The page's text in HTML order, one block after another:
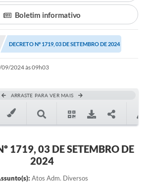
Boletim informativo
DECRETO Nº 1719, 03 DE SETEMBRO DE 2024
2024 às 09h03
ARRASTE PARA VER MAIS
1719, 03 DE SETEMBRO DE
2024
Atos Adm. Diversos